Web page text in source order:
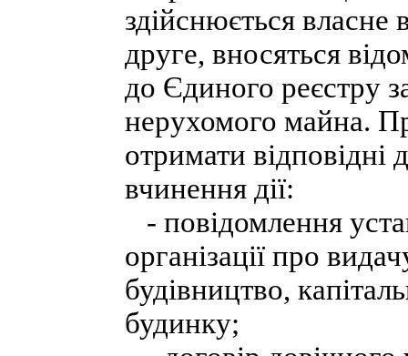
здійснюється власне
друге, вносяться
до Єдиного реєстру
нерухомого майна.
отримати відповідні
вчинення дії:
- повідомлення
організації про
будівництво,
будинку;